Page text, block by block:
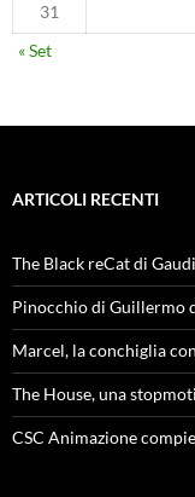
31
« Set
ARTICOLI RECENTI
The Black reCat di
Pinocchio di Guillermo
Marcel, la conchiglia
The House, una
CSC Animazione